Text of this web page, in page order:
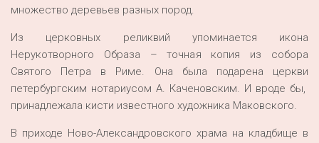
множество деревьев разных пород.
Из церковных реликвий упоминается икона
Нерукотворного Образа – точная копия из собора
Святого Петра в Риме. Она была подарена церкви
петербургским нотариусом А. Каченовским. И вроде бы,
принадлежала кисти известного художника Маковского.
В приходе Ново-Александровского храма на кладбище в